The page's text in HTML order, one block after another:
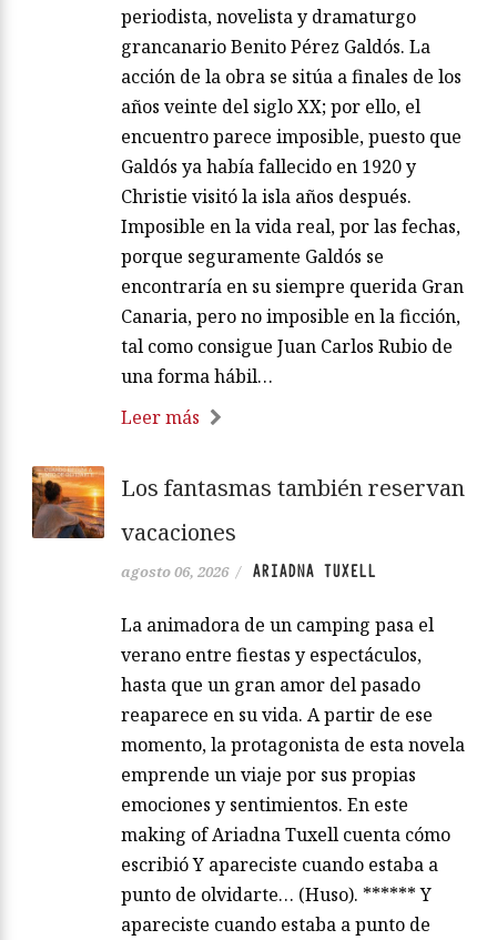
periodista, novelista y dramaturgo
grancanario Benito Pérez Galdós. La
acción de la obra se sitúa a finales de los
años veinte del siglo XX; por ello, el
encuentro parece imposible, puesto que
Galdós ya había fallecido en 1920 y
Christie visitó la isla años después.
Imposible en la vida real, por las fechas,
porque seguramente Galdós se
encontraría en su siempre querida Gran
Canaria, pero no imposible en la ficción,
tal como consigue Juan Carlos Rubio de
una forma hábil…
Leer más
Los fantasmas también reservan
vacaciones
agosto 06, 2026 / ARIADNA TUXELL
La animadora de un camping pasa el
verano entre fiestas y espectáculos,
hasta que un gran amor del pasado
reaparece en su vida. A partir de ese
momento, la protagonista de esta novela
emprende un viaje por sus propias
emociones y sentimientos. En este
making of Ariadna Tuxell cuenta cómo
escribió Y apareciste cuando estaba a
punto de olvidarte… (Huso). ****** Y
apareciste cuando estaba a punto de